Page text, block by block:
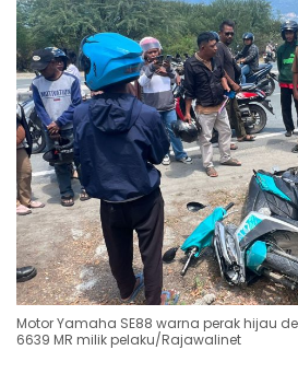
Motor Yamaha SE88 warna perak hijau
6639 MR milik pelaku/Rajawalinet